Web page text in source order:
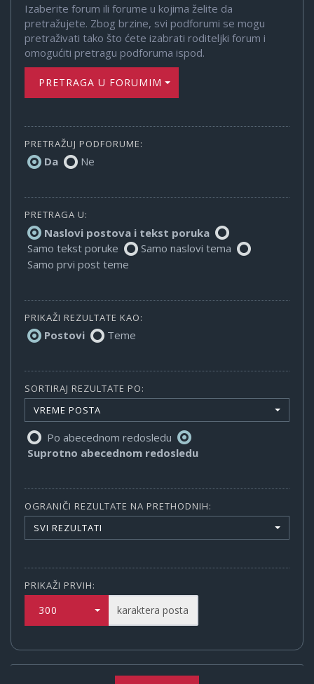
Izaberite forum ili forume u kojima želite da
pretražujete. Zbog brzine, svi podforumi se mogu
pretraživati tako što ćete izabrati roditeljki forum i
omogućiti pretragu podforuma ispod.
PRETRAGA U FORUMIMA
PRETRAŽUJ PODFORUME:
Da Ne
PRETRAGA U:
Naslovi postova i tekst poruka
Samo tekst poruke
Samo naslovi tema
Samo prvi post teme
PRIKAŽI REZULTATE KAO:
Postovi Teme
SORTIRAJ REZULTATE PO:
VREME POSTA
Po abecednom redosledu
Suprotno abecednom redosledu
OGRANIČI REZULTATE NA PRETHODNIH:
SVI REZULTATI
PRIKAŽI PRVIH:
300 karaktera posta